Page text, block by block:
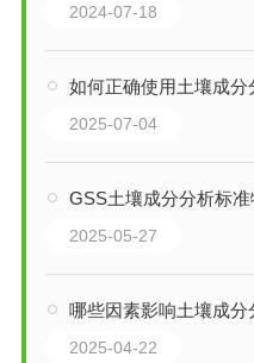
2024-07-18
如何正确使用土壤成分
2025-07-04
GSS土壤成分分析标准
2025-05-27
哪些因素影响土壤成分
2025-04-22